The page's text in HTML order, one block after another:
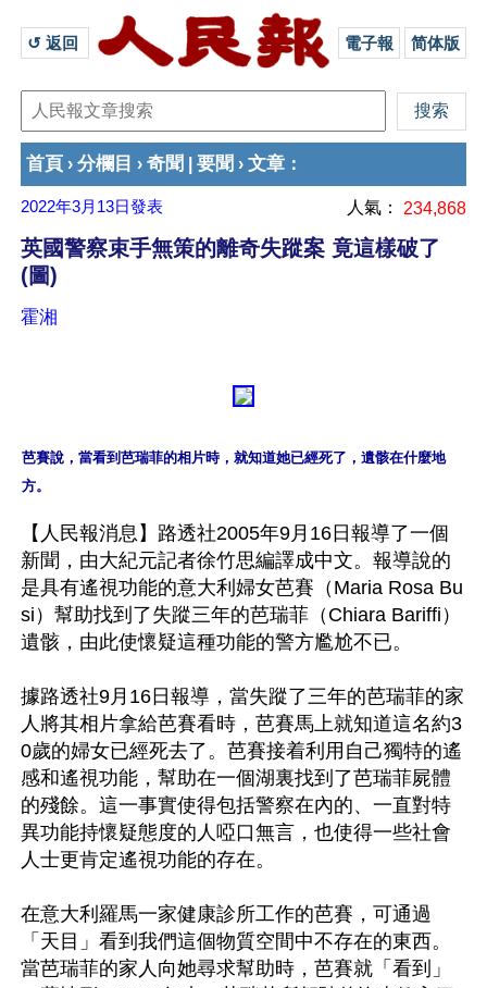
↺ 返回 電子報 简体版
首頁 › 分欄目 › 奇聞 要聞 › 文章 ：
2022年3月13日發表 人氣： 234,868
英國警察束手無策的離奇失蹤案 竟這樣破了
(圖)
霍湘
芭賽說，當看到芭瑞菲的相片時，就知道她已經死了，遺骸在什麼地
【人民報消息】路透社2005年9月16日報導了一個
新聞，由大紀元記者徐竹思編譯成中文。報導說的
是具有遙視功能的意大利婦女芭賽（Maria Rosa Bu
si）幫助找到了失蹤三年的芭瑞菲（Chiara Bariffi）
遺骸，由此使懷疑這種功能的警方尷尬不已。
據路透社9月16日報導，當失蹤了三年的芭瑞菲的家
人將其相片拿給芭賽看時，芭賽馬上就知道這名約3
0歲的婦女已經死去了。芭賽接着利用自己獨特的遙
感和遙視功能，幫助在一個湖裏找到了芭瑞菲屍體
的殘餘。這一事實使得包括警察在內的、一直對特
異功能持懷疑態度的人啞口無言，也使得一些社會
人士更肯定遙視功能的存在。
在意大利羅馬一家健康診所工作的芭賽，可通過
「天目」看到我們這個物質空間中不存在的東西。
當芭瑞菲的家人向她尋求幫助時，芭賽就「看到」